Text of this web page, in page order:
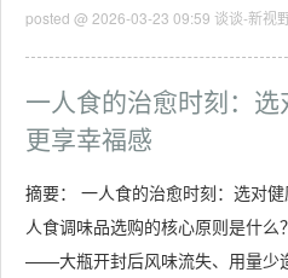
posted @ 2026-03-23 09:59 谈谈-新视
一人食的治愈时刻：
更享幸福感
摘要： 一人食的治愈时刻：选对
人食调味品选购的核心原则是什
——大瓶开封后风味流失、用量少